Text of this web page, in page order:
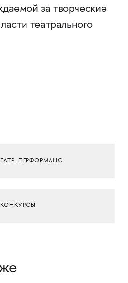
за творческие
театрального
ПЕРФОРМАНС
КОНКУРСЫ